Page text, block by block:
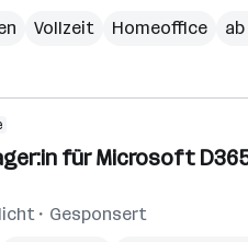
Vollzeit Homeoffice
für Microsoft D365
Gesponsert